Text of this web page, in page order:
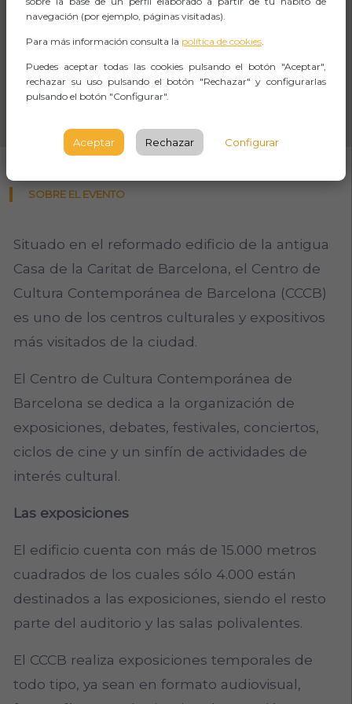
SOBRE EL EVENTO
Situado en el reformado edificio de la antigua
Casa de la Caritat de Barcelona, el Centro de
Cultura Contemporánea de Barcelona (CCCB)
es uno de los centros culturales y expositivos
más visitados de la ciudad.
El Centro de Cultura Contemporánea de
Barcelona se dedica a la organización de
exposiciones, debates, festivales, conciertos,
ciclos de cine y un sinfín de actividades de
interés cultural.
Las exposiciones
El edificio cuenta con más de 15.000 metros
cuadrados de los cuales sólo 4.000 están
destinados a las exposiciones, siendo el resto
parte del auditorio y las salas polivalentes.
El CCCB realiza exposiciones temporales de
todo tipo, ya sean en formato audiovisual,
navegación (por ejemplo, páginas visitadas).
Para más información consulta la política de cookies.
Puedes aceptar todas las cookies pulsando el botón "Aceptar",
rechazar su uso pulsando el botón "Rechazar" y configurarlas
pulsando el botón "Configurar".
Aceptar Rechazar Configurar